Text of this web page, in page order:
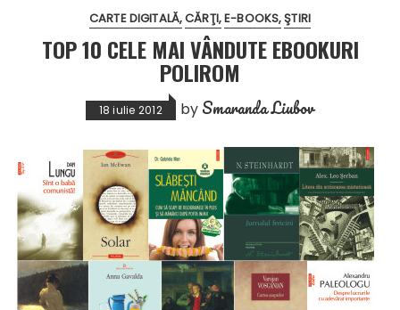
CARTE DIGITALĂ CĂRŢI E-BOOKS ŞTIRI
TOP 10 CELE MAI VÂNDUTE EBOOKURI
POLIROM
18 iulie 2012 by Smaranda Liubov